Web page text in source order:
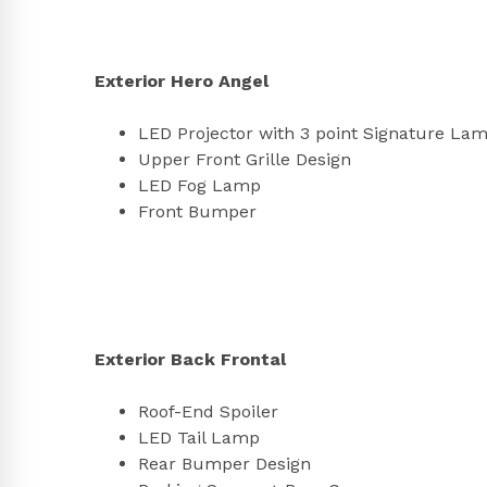
Exterior Hero Angel
LED Projector with 3 point Signature
Upper Front Grille Design
LED Fog Lamp
Front Bumper
Exterior Back Frontal
Roof-End Spoiler
LED Tail Lamp
Rear Bumper Design